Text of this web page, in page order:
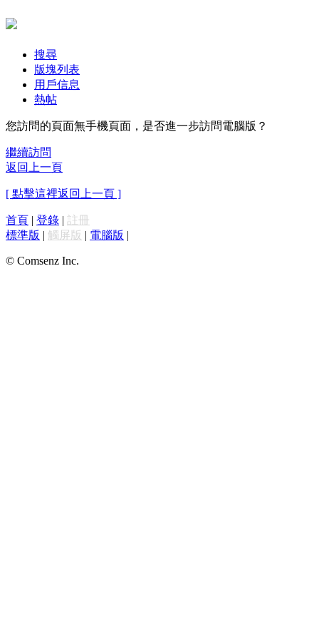
搜尋
版塊列表
用戶信息
熱帖
您訪問的頁面無手機頁面，是否進一步訪問電腦版？
繼續訪問
返回上一頁
[ 點擊這裡返回上一頁 ]
首頁 | 登錄 | 註冊
標準版 | 觸屏版 | 電腦版 |
© Comsenz Inc.